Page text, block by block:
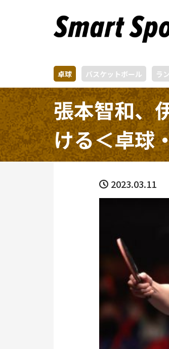
卓球 バスケットボール ラ
張本智和、
ける＜卓球
2023.03.11